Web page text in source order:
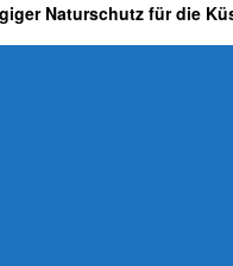
Naturschutz für die